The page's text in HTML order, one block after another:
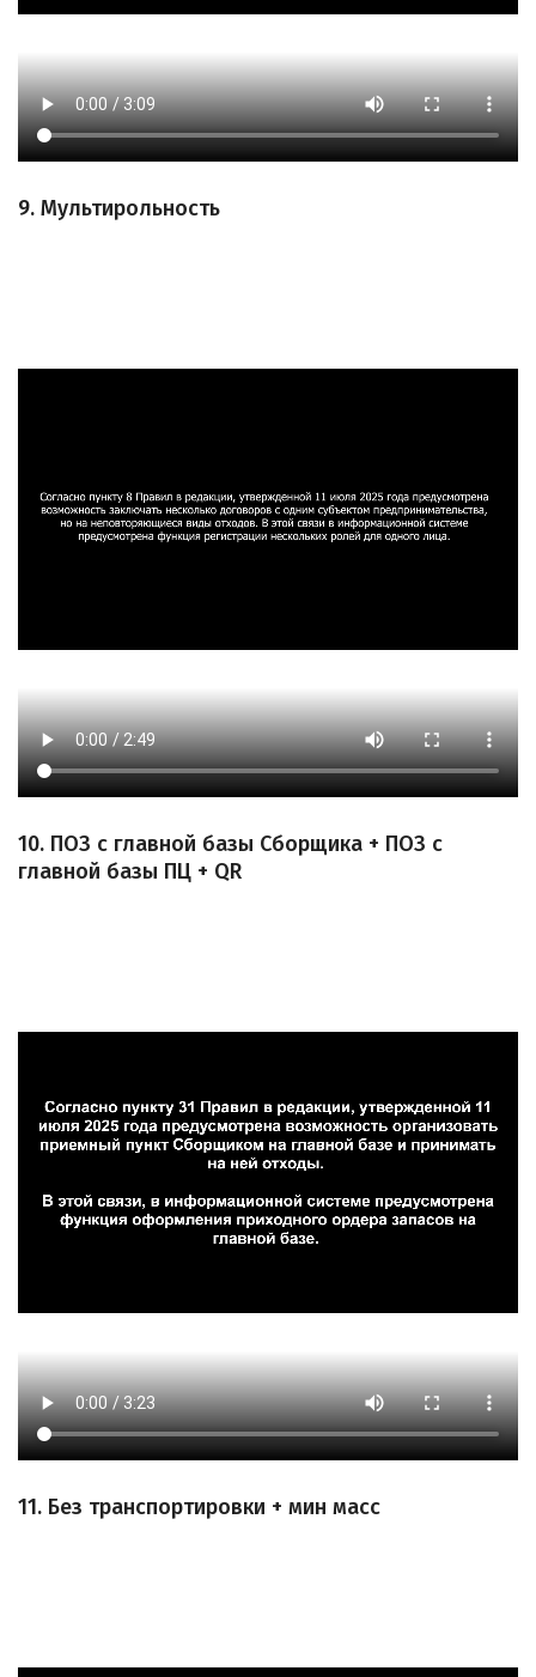
9. Мультирольность
10. ПОЗ с главной базы Сборщика + ПОЗ с
главной базы ПЦ + QR
11. Без транспортировки + мин масс